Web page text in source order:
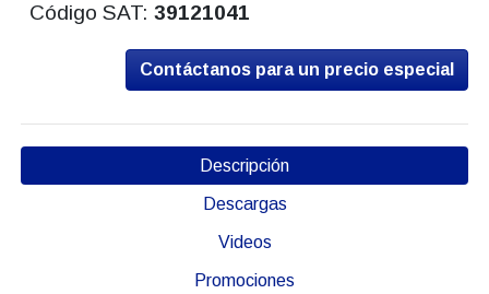
Código SAT:39121041
Contáctanos para un precio especial
Descripción
Descargas
Videos
Promociones